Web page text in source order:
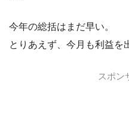
今年の総括はまだ早い。
とりあえず、今月も利益を
スポン